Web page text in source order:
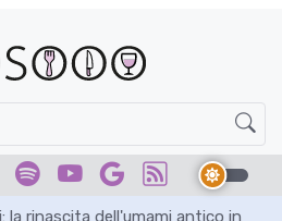
la rinascita dell'umami antico in